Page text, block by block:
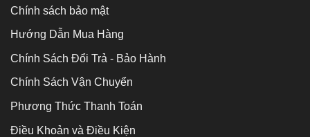
Chính sách bảo mật
Hướng Dẫn Mua Hàng
Chính Sách Đổi Trả - Bảo Hành
Chính Sách Vận Chuyển
Phương Thức Thanh Toán
Điều Khoản và Điều Kiện